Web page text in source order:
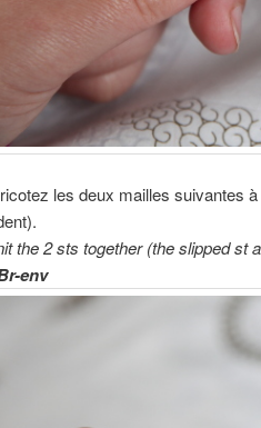
les deux mailles suivantes
the 2 sts together (the slipped st
env